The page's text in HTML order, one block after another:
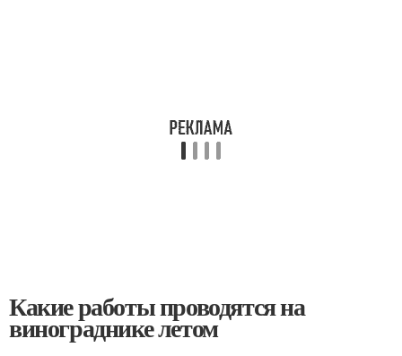
Какие работы проводятся на
винограднике летом